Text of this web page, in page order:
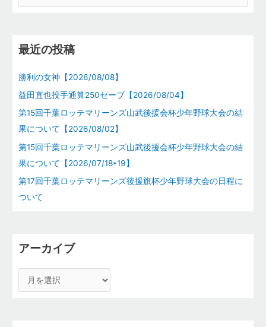
象
最近の投稿
勝利の女神【2026/08/08】
益田直也投手通算250セーブ【2026/08/04】
第15回千葉ロッテマリーンズ山武後援会杯少年野球大会の結
果について【2026/08/02】
第15回千葉ロッテマリーンズ山武後援会杯少年野球大会の結
果について【2026/07/18*19】
第17回千葉ロッテマリーンズ後援旗杯少年野球大会の日程に
ついて
アーカイブ